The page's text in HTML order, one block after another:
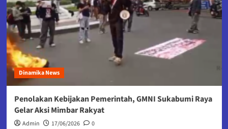
Dinamika News
Penolakan Kebijakan Pemerintah, GMNI Sukabumi Raya
Gelar Aksi Mimbar Rakyat
Admin 17/06/2026 0